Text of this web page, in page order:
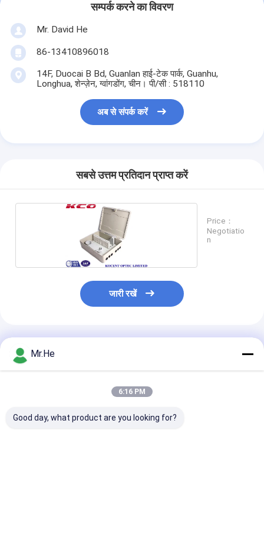
सम्पर्क करने का विवरण
Mr. David He
86-13410896018
14F, Duocai B Bd, Guanlan हाई-टेक पार्क, Guanhu,
Longhua, शेन्ज़ेन, ग्वांगडोंग, चीन। पी/सी : 518110
अब से संपर्क करें
सबसे उत्तम प्रतिदान प्राप्त करें
Price：
Negotiatio
n
जारी रखें
अनुशंसित उत्पाद
Mr.He
6:16 PM
Good day, what product are you looking for?